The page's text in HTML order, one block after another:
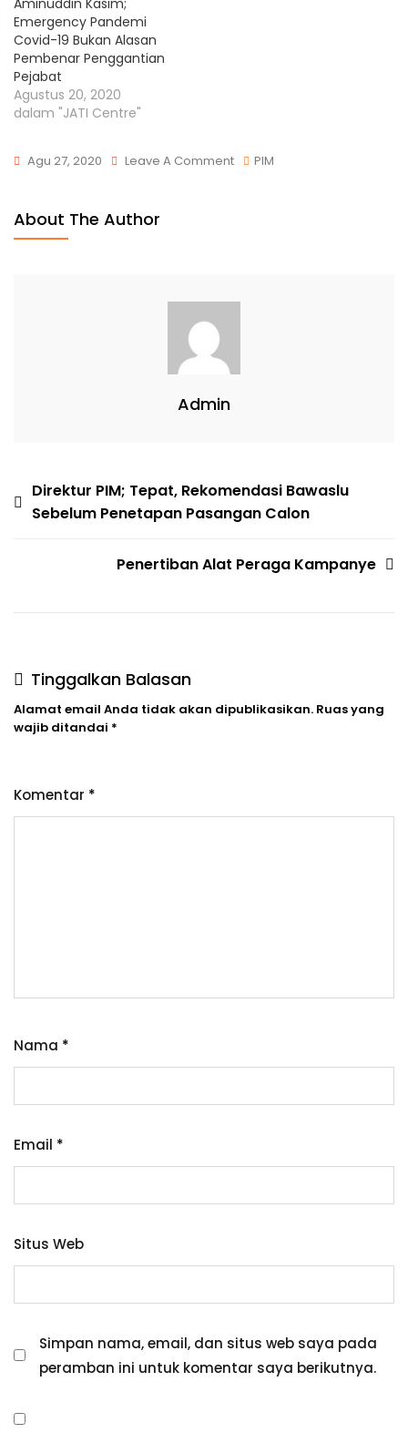
Emergency Pandemi
Covid-19 Bukan Alasan
Pembenar Penggantian
Pejabat
Agustus 20, 2020
dalam "JATI Centre"
Agu 27, 2020 Leave A Comment PIM
About The Author
Admin
Direktur PIM; Tepat, Rekomendasi Bawaslu
Sebelum Penetapan Pasangan Calon
Penertiban Alat Peraga Kampanye
Tinggalkan Balasan
Alamat email Anda tidak akan dipublikasikan. Ruas yang
wajib ditandai *
Komentar *
Nama *
Email *
Situs Web
Simpan nama, email, dan situs web saya pada
peramban ini untuk komentar saya berikutnya.